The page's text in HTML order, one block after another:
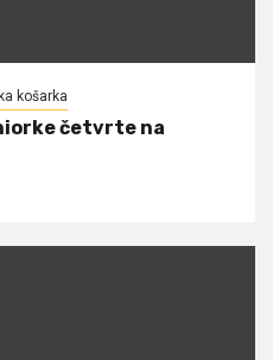
košarka
četvrte na